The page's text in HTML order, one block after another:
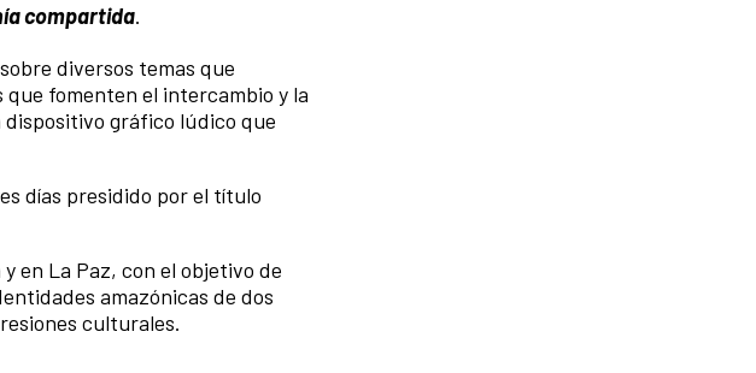
compartida.
diversos temas que
fomenten el intercambio y la
gráfico lúdico que
días presidido por el título
en La Paz, con el objetivo de
amazónicas de dos
culturales.